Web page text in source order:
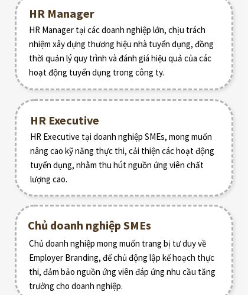
Chủ doanh nghiệp mong muốn trang bị tư duy về
Employer Branding, để chủ động lập kế hoạch thực
thi, đảm bảo nguồn ứng viên đáp ứng nhu cầu tăng
trưởng cho doanh nghiệp.
Chủ doanh nghiệp SMEs
HR Manager tại các doanh nghiệp lớn, chịu trách
nhiệm xây dựng thương hiệu nhà tuyển dụng, đồng
thời quản lý quy trình và đánh giá hiệu quả của các
hoạt động tuyển dụng trong công ty.
HR Manager
HR Executive tại doanh nghiệp SMEs, mong muốn
nâng cao kỹ năng thực thi, cải thiện các hoạt động
tuyển dụng, nhằm thu hút nguồn ứng viên chất
lượng cao.
HR Executive